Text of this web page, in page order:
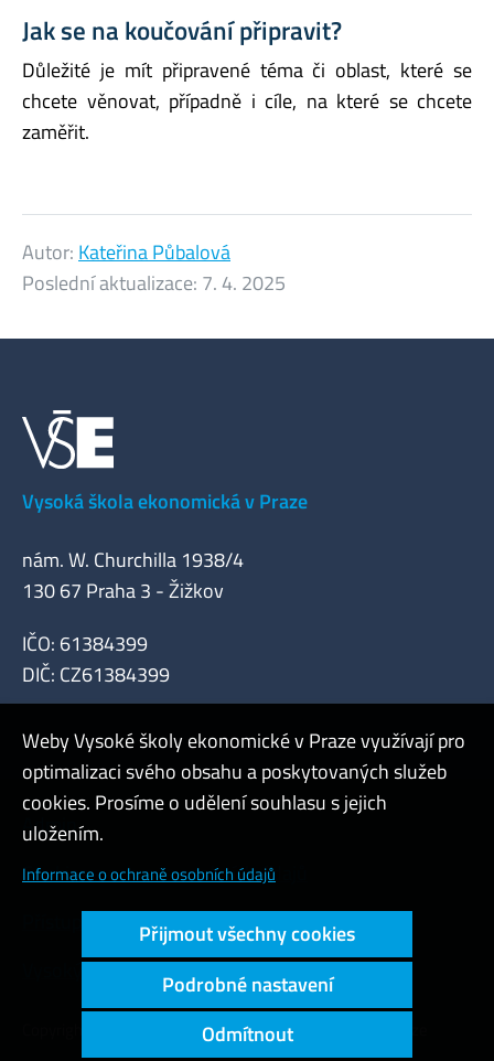
Jak se na koučování připravit?
Důležité je mít připravené téma či oblast, které se
chcete věnovat, případně i cíle, na které se chcete
zaměřit.
Autor: Kateřina Půbalová
Poslední aktualizace: 7. 4. 2025
Vysoká škola ekonomická v Praze
nám. W. Churchilla 1938/4
130 67 Praha 3 - Žižkov
IČO: 61384399
DIČ: CZ61384399
Admin
Cookies a ochrana osobních údajů
Přístupnost webu
Vysoký kontrast
Copyright © 2000 - 2026 Vysoká škola ekonomická v Praze
Weby Vysoké školy ekonomické v Praze využívají pro
optimalizaci svého obsahu a poskytovaných služeb
cookies. Prosíme o udělení souhlasu s jejich
uložením.
Informace o ochraně osobních údajů
Přijmout všechny cookies
Podrobné nastavení
Odmítnout